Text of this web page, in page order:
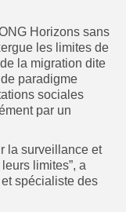
Horizons sans
les limites de
la migration dite
paradigme
sociales
par un
la surveillance et
limites”, a
spécialiste des